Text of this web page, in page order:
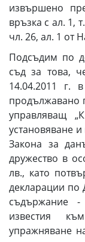
извършено
връзка с ал. 1,
чл. 26, ал. 1 от
Подсъдим по
съд за това,
14.04.2011 г.
продължавано
управляващ
установяване
Закона за
дружество в
лв., като
декларации по
съдържание
известия
упражняване